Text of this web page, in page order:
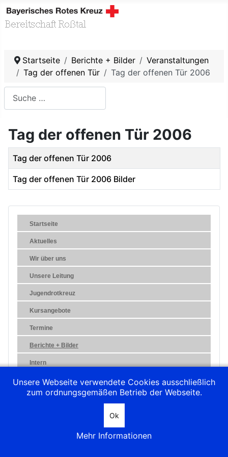
Startseite Berichte + Bilder
Veranstaltungen
Tag der offenen Tür
Tag der offenen Tür 2006
Startseite
Aktuelles
Wir über uns
Unsere Leitung
Jugendrotkreuz
Kursangebote
Termine
Berichte + Bilder
Intern
Links
Kontakt
Tag der offenen Tür 2006
Titel
Tag der offenen Tür 2006
Tag der offenen Tür 2006 Bilder
Unsere Webseite verwendete Cookies ausschließlich
zum ordnungsgemäßen Betrieb der Webseite.
Ok
Mehr Informationen